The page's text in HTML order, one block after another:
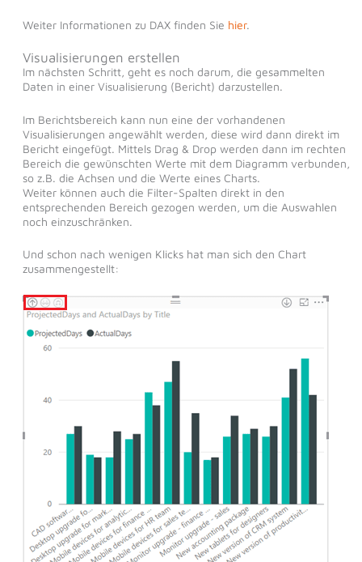
Weiter Informationen zu DAX finden Sie hier.
Visualisierungen erstellen
Im nächsten Schritt, geht es noch darum, die gesammelten
Daten in einer Visualisierung (Bericht) darzustellen.
Im Berichtsbereich kann nun eine der vorhandenen
Visualisierungen angewählt werden, diese wird dann direkt im
Bericht eingefügt. Mittels Drag & Drop werden dann im rechten
Bereich die gewünschten Werte mit dem Diagramm verbunden,
so z.B. die Achsen und die Werte eines Charts.
Weiter können auch die Filter-Spalten direkt in den
entsprechenden Bereich gezogen werden, um die Auswahlen
noch einzuschränken.
Und schon nach wenigen Klicks hat man sich den Chart
zusammengestellt: